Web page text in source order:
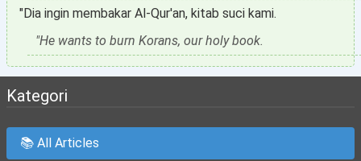
"Dia ingin membakar Al-Qur'an, kitab suci kami.
"He wants to burn Korans, our holy book.
Kategori
📚 All Articles